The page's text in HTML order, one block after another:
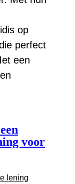
op
perfect
een
voor
lening